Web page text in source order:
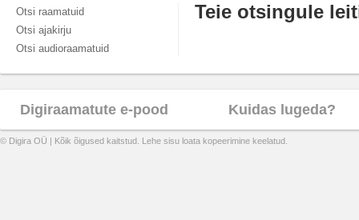
Otsi raamatuid
Otsi ajakirju
Otsi audioraamatuid
Teie otsingule
Digiraamatute e-pood Kuidas lugeda?
© Digira OÜ | Kõik õigused kaitstud. Lehe sisu loata kopeerimine keelatud.